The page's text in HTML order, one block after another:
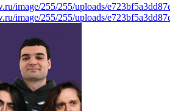
image/255/255/uploads/
image/255/255/uploads/